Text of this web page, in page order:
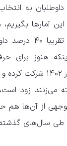
۳۹ درصد داوطلبان به
این آمار‌ها
در کنکور سال
هنوز برای
داوطلبانی که در
می‌زنند زود
از آن‌ها هم
طی سال‌های